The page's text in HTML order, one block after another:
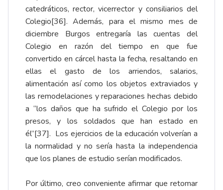
catedráticos, rector, vicerrector y consiliarios del
Colegio[36]. Además, para el mismo mes de
diciembre Burgos entregaría las cuentas del
Colegio en razón del tiempo en que fue
convertido en cárcel hasta la fecha, resaltando en
ellas el gasto de los arriendos, salarios,
alimentación así como los objetos extraviados y
las remodelaciones y reparaciones hechas debido
a “los daños que ha sufrido el Colegio por los
presos, y los soldados que han estado en
él”[37]. Los ejercicios de la educación volverían a
la normalidad y no sería hasta la independencia
que los planes de estudio serían modificados.
Por último, creo conveniente afirmar que retomar